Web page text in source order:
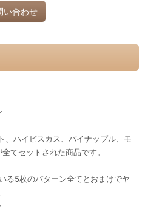
い合わせ
、ハイビスカス、パイナップル、モ
てセットされた商品です。
る5枚のパターン全てとおまけでヤ